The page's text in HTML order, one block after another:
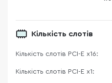
Кількість слотів
Кількість слотів PCI-E x16:
Кількість слотів PCI-E x1: